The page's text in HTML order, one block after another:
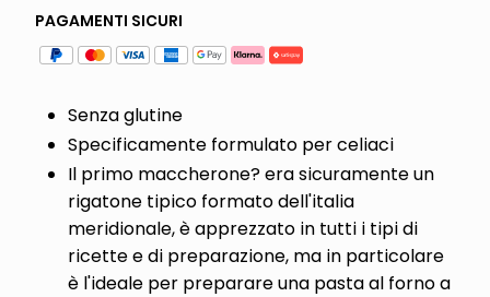
PAGAMENTI SICURI
Senza glutine
Specificamente formulato per celiaci
Il primo maccherone? era sicuramente un
rigatone tipico formato dell'italia
meridionale, è apprezzato in tutti i tipi di
ricette e di preparazione, ma in particolare
è l'ideale per preparare una pasta al forno a